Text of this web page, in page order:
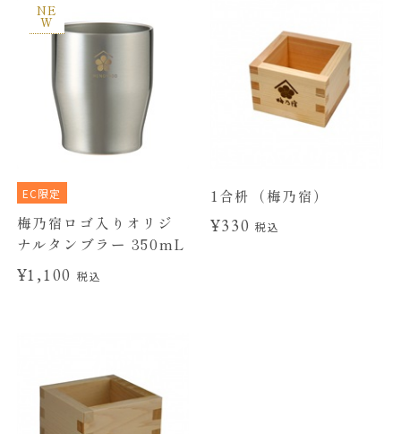
NE
W
EC限定
梅乃宿ロゴ入りオリジ
ナルタンブラー 350mL
¥1,100税込
1合枡（梅乃宿）
¥330税込